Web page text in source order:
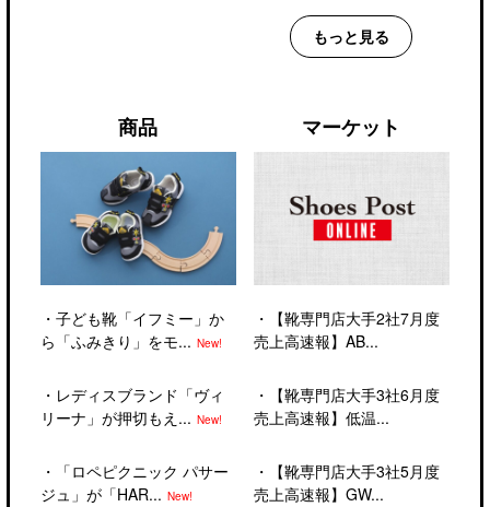
もっと見る
商品
・ 子ども靴「イフミー」か
ら「ふみきり」をモ... New!
・ レディスブランド「ヴィ
リーナ」が押切もえ... New!
・
「ロペピクニック パサー
ジュ」が「HAR... New!
マーケット
・
【靴専門店大手2社7月度
売上高速報】AB...
・
【靴専門店大手3社6月度
売上高速報】低温...
・
【靴専門店大手3社5月度
売上高速報】GW...